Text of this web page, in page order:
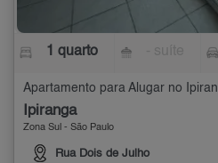
1 quarto
Apartamento para Alugar no
Ipiranga
Zona Sul - São Paulo
Rua Dois de Julho